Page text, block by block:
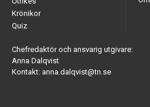
Krönikor
Quiz
Chefredaktör och ansvarig utgivare:
Anna Dalqvist
Kontakt: anna.dalqvist@tn.se